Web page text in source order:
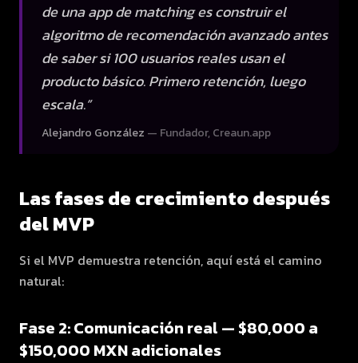
de una app de matching es construir el
algoritmo de recomendación avanzado antes
de saber si 100 usuarios reales usan el
producto básico. Primero retención, luego
escala.”
Alejandro González — Fundador, Creaun.app
Las fases de crecimiento después
del MVP
Si el MVP demuestra retención, aquí está el camino
natural:
Fase 2: Comunicación real — $80,000 a
$150,000 MXN adicionales